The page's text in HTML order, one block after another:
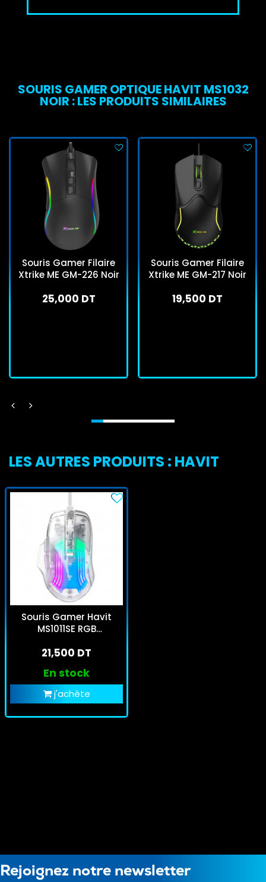
SOURIS GAMER OPTIQUE HAVIT MS1032
NOIR : LES PRODUITS SIMILAIRES
Souris Gamer Filaire
Xtrike ME GM-226 Noir
25,000 DT
Souris Gamer Filaire
Xtrike ME GM-217 Noir
19,500 DT
LES AUTRES PRODUITS : HAVIT
Souris Gamer Havit
MS1011SE RGB
21,500 DT
En stock
j'achète
Rejoignez notre newsletter